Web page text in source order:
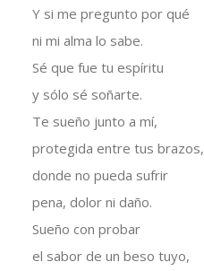
Y si me pregunto por qué
ni mi alma lo sabe.
Sé que fue tu espíritu
y sólo sé soñarte.
Te sueño junto a mí,
protegida entre tus brazos,
donde no pueda sufrir
pena, dolor ni daño.
Sueño con probar
el sabor de un beso tuyo,